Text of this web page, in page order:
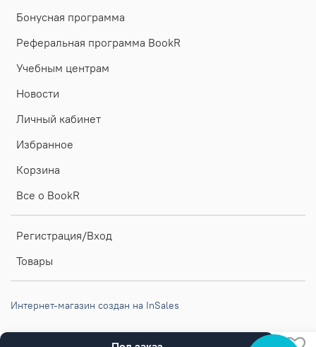
Бонусная программа
Реферальная программа BookR
Учебным центрам
Новости
Личный кабинет
Избранное
Корзина
Все о BookR
Регистрация/Вход
Товары
Интернет-магазин создан на InSales